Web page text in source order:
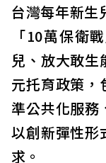
台灣每年新生
「10萬保衛
兒、放大敢生
元托育政策，
準公共化服務
以創新彈性形
求。